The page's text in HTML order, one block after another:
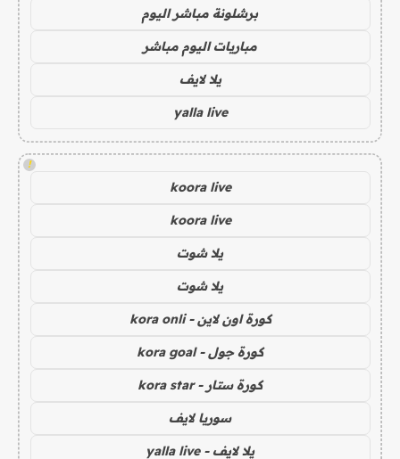
برشلونة مباشر اليوم
مباريات اليوم مباشر
يلا لايف
yalla live
!
koora live
koora live
يلا شوت
يلا شوت
كورة اون لاين - kora onli
كورة جول - kora goal
كورة ستار - kora star
سوريا لايف
يلا لايف - yalla live